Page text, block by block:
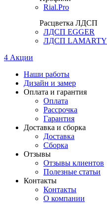
Rial.Pro
Расцветка ЛДСП
ЛДСП EGGER
ЛДСП LAMARTY
4 Акции
Наши работы
Дизайн и замер
Оплата и гарантия
Оплата
Рассрочка
Гарантия
Доставка и сборка
Доставка
Сборка
Отзывы
Отзывы клиентов
Полезные статьи
Контакты
Контакты
О компании